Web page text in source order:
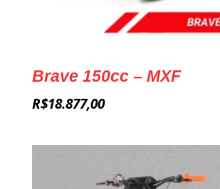
Brave 150cc – MXF
R$18.877,00